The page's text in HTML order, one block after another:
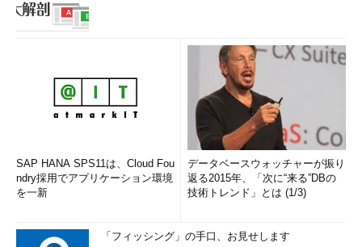
SAP HANA SPS11は、Cloud Fou
ndry採用でアプリケーション環境
を一新
データベースウォッチャーが振り
返る2015年、「次に“来る”DBの
技術トレンド」とは (1/3)
「フィッシング」の手口、お見せします